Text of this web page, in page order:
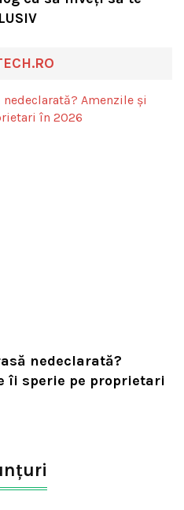
nedeclarată?
îi sperie pe proprietari